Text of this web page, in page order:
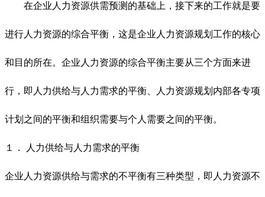
在企业人力资源供需预测的基础上，接下来的工作就是要
进行人力资源的综合平衡，这是企业人力资源规划工作的核心
和目的所在。企业人力资源的综合平衡主要从三个方面来进
行，即人力供给与人力需求的平衡、人力资源规划内部各专项
计划之间的平衡和组织需要与个人需要之间的平衡。
１． 人力供给与人力需求的平衡
企业人力资源供给与需求的不平衡有三种类型，即人力资源不